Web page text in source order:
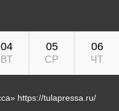
04
ВТ
05
СР
06
ЧТ
https://tulapressa.ru/